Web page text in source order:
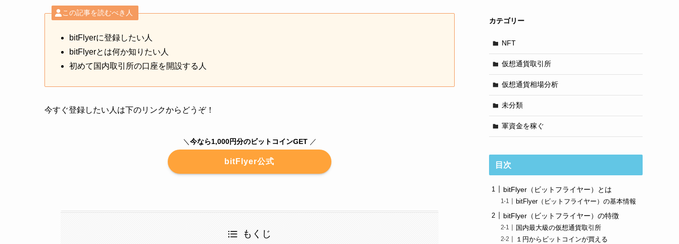
この記事を読むべき人
bitFlyerに登録したい人
bitFlyerとは何か知りたい人
初めて国内取引所の口座を開設する人
今すぐ登録したい人は下のリンクからどうぞ！
＼ 今なら1,000円分のビットコインGET ／
bitFlyer公式
もくじ
カテゴリー
NFT
仮想通貨取引所
仮想通貨相場分析
未分類
軍資金を稼ぐ
目次
bitFlyer（ビットフライヤー）とは
bitFlyer（ビットフライヤー）の基本情報
bitFlyer（ビットフライヤー）の特徴
国内最大級の仮想通貨取引所
１円からビットコインが買える